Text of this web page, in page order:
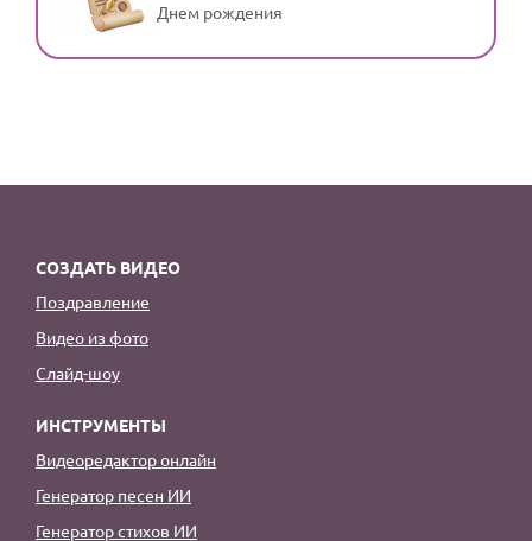
Днем рождения
СОЗДАТЬ ВИДЕО
Поздравление
Видео из фото
Слайд-шоу
ИНСТРУМЕНТЫ
Видеоредактор онлайн
Генератор песен ИИ
Генератор стихов ИИ